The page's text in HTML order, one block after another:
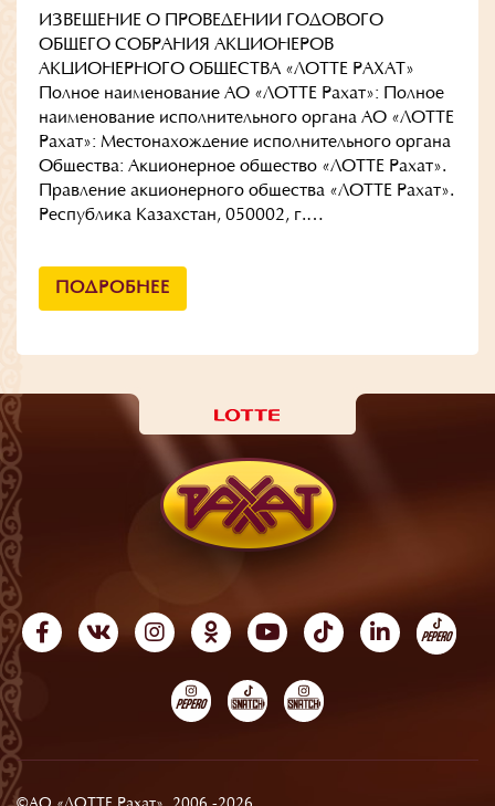
ИЗВЕЩЕНИЕ О ПРОВЕДЕНИИ ГОДОВОГО
ОБЩЕГО СОБРАНИЯ АКЦИОНЕРОВ
АКЦИОНЕРНОГО ОБЩЕСТВА «ЛОТТЕ РАХАТ»
Полное наименование АО «ЛОТТЕ Рахат»: Полное
наименование исполнительного органа АО «ЛОТТЕ
Рахат»: Местонахождение исполнительного органа
Общества: Акционерное общество «ЛОТТЕ Рахат».
Правление акционерного общества «ЛОТТЕ Рахат».
Республика Казахстан, 050002, г.…
ПОДРОБНЕЕ